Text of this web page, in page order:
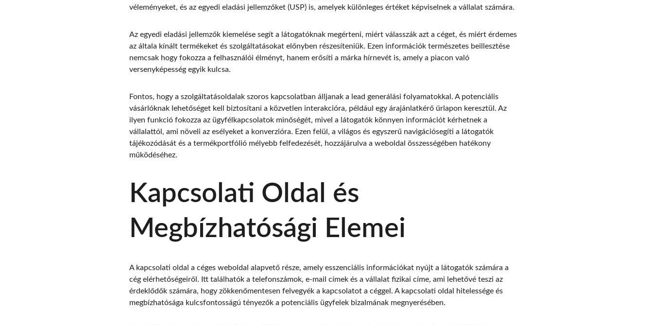
véleményeket, és az egyedi eladási jellemzőket (USP) is, amelyek különleges értéket képviselnek a vállalat számára.
Az egyedi eladási jellemzők kiemelése segít a látogatóknak megérteni, miért válasszák azt a céget, és miért érdemes
az általa kínált termékeket és szolgáltatásokat előnyben részesíteniük. Ezen információk természetes beillesztése
nemcsak hogy fokozza a felhasználói élményt, hanem erősíti a márka hírnevét is, amely a piacon való
versenyképesség egyik kulcsa.
Fontos, hogy a szolgáltatásoldalak szoros kapcsolatban álljanak a lead generálási folyamatokkal. A potenciális
vásárlóknak lehetőséget kell biztosítani a közvetlen interakcióra, például egy árajánlatkérő űrlapon keresztül. Az
ilyen funkció fokozza az ügyfélkapcsolatok minőségét, mivel a látogatók könnyen információt kérhetnek a
vállalattól, ami növeli az esélyeket a konverzióra. Ezen felül, a világos és egyszerű navigációsegíti a látogatók
tájékozódását és a termékportfólió mélyebb felfedezését, hozzájárulva a weboldal összességében hatékony
működéséhez.
Kapcsolati Oldal és
Megbízhatósági Elemei
A kapcsolati oldal a céges weboldal alapvető része, amely esszenciális információkat nyújt a látogatók számára a
cég elérhetőségeiről. Itt találhatók a telefonszámok, e-mail címek és a vállalat fizikai címe, ami lehetővé teszi az
érdeklődők számára, hogy zökkenőmentesen felvegyék a kapcsolatot a céggel. A kapcsolati oldal hitelessége és
megbízhatósága kulcsfontosságú tényezők a potenciális ügyfelek bizalmának megnyerésében.